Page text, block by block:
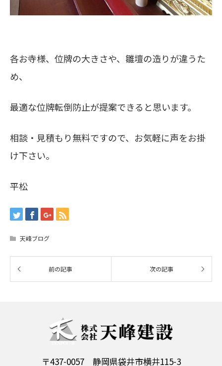
各お寺様、位牌の大きさや、雛壇の造りが違うた
め、
最適な位牌転倒防止が提案できると思います。
相談・見積もり無料ですので、お気軽に声をお掛
け下さい。
平松
天峰ブログ
〒437-0057 静岡県袋井市横井115-3